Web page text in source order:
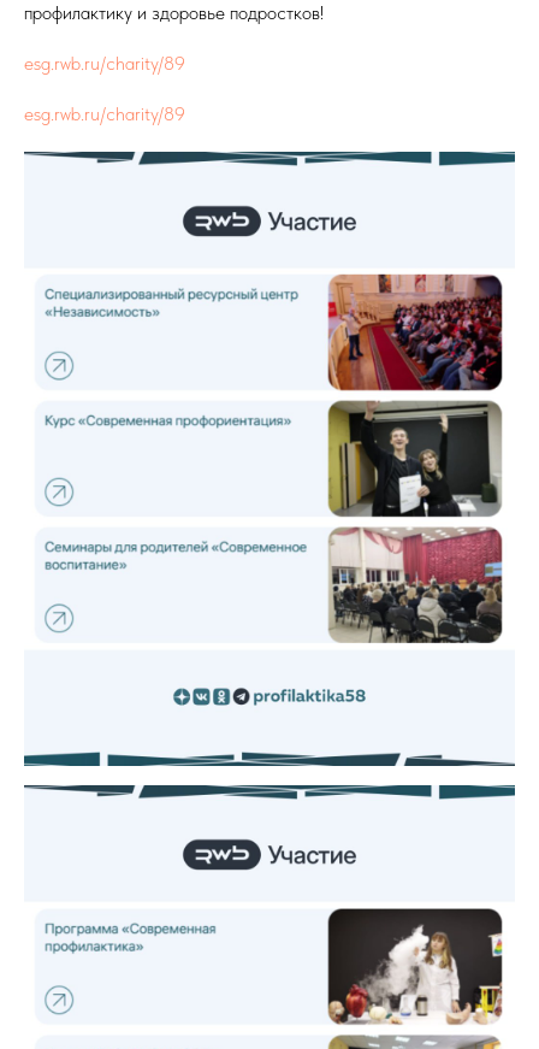
профилактику и здоровье подростков!
esg.rwb.ru/charity/89
esg.rwb.ru/charity/89